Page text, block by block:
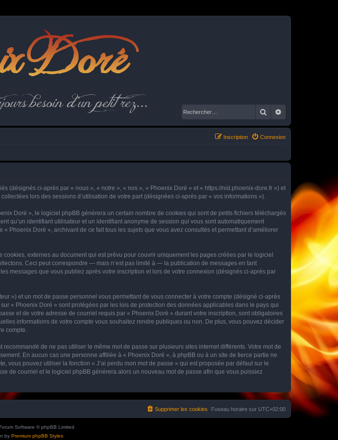
Doré
besoin d'un petit rez... Rechercher
Connexion
Inscription
(désignés ci-après par « nous », « notre », « nos », « Phoenix Doré » et « https://nid.phoenix-dore.fr ») et
lors des sessions d’utilisation de votre part (désignées ci-après par « vos informations »).
Doré », le logiciel phpBB génèrera un certain nombre de cookies qui sont de petits fichiers téléchargés
qu’un identifiant utilisateur et un identifiant anonyme de session qui vous sont automatiquement
Phoenix Doré », archivant de ce fait tous les sujets que vous avez consultés et permettant d’améliorer
externes au document qui est prévu pour couvrir uniquement les pages créées par le logiciel
Ceci peut correspondre — mais n’est pas limité à — la publication de messages en tant
messages que vous publiez après votre inscription et lors de votre connexion (désignés ci-après par
») et un mot de passe personnel vous permettant de vous connecter à votre compte (désigné ci-après
« Phoenix Doré » sont protégées par les lois de protection des données applicables dans le pays qui
et de votre adresse de courriel requis par « Phoenix Doré » durant votre inscription, sont obligatoires
informations de votre compte vous souhaitez rendre publiques ou non. De plus, vous pouvez décider
compte.
de ne pas utiliser le même mot de passe sur plusieurs sites internet différents. Votre mot de
En aucun cas une personne affiliée à « Phoenix Doré », à phpBB ou à un site de tierce partie ne
vous pouvez utiliser la fonction « J’ai perdu mon mot de passe » qui est proposée par défaut sur le
de courriel et le logiciel phpBB générera alors un nouveau mot de passe afin que vous puissiez
Fuseau horaire sur UTC+02:00
Supprimer les cookies
Software © phpBB Limited
by Premium phpBB Styles